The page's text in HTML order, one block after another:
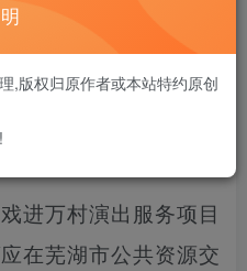
议登陆后购买，可保存购买订单
进万村演出服务项目
在芜湖市公共资源交
,版权归原作者或本站特约原创